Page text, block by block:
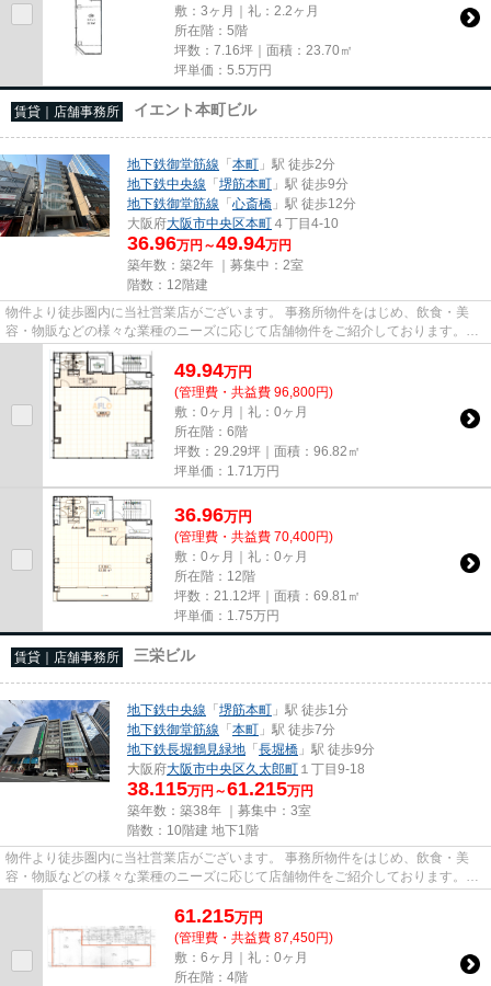
敷：3ヶ月｜礼：2.2ヶ月
所在階：5階
坪数：7.16坪｜面積：23.70㎡
坪単価： 5.5万円
賃貸｜店舗事務所 イエント本町ビル
地下鉄御堂筋線 「本町 」駅 徒歩2分
地下鉄中央線 「堺筋本町 」駅 徒歩9分
地下鉄御堂筋線 「心斎橋 」駅 徒歩12分
大阪府大阪市中央区本町 ４丁目4-10
36.96万円～49.94万円
築年数：築2年 ｜募集中： 2室
階数：12階建
物件より徒歩圏内に当社営業店がございます。 事務所物件をはじめ、飲食・美
容・物販などの様々な業種のニーズに応じて店舗物件をご紹介しております。
尚、弊社ではおとり広告は一切...
49.94万円
(管理費・共益費 96,800円)
敷：0ヶ月｜礼：0ヶ月
所在階：6階
坪数：29.29坪｜面積：96.82㎡
坪単価： 1.71 万円
36.96万円
(管理費・共益費 70,400円)
敷：0ヶ月｜礼：0ヶ月
所在階：12階
坪数：21.12坪｜面積：69.81㎡
坪単価： 1.75万円
賃貸｜店舗事務所 三栄ビル
地下鉄中央線 「堺筋本町 」駅 徒歩1分
地下鉄御堂筋線 「本町 」駅 徒歩7分
地下鉄長堀鶴見緑地 「長堀橋 」駅 徒歩9分
大阪府大阪市中央区久太郎町 １丁目9-18
38.115万円～61.215万円
築年数：築38年 ｜募集中： 3室
階数：10階建 地下1階
物件より徒歩圏内に当社営業店がございます。 事務所物件をはじめ、飲食・美
容・物販などの様々な業種のニーズに応じて店舗物件をご紹介しております。
尚、弊社ではおとり広告は一切...
61.215万円
(管理費・共益費 87,450円)
敷：6ヶ月｜礼：0ヶ月
所在階：4階